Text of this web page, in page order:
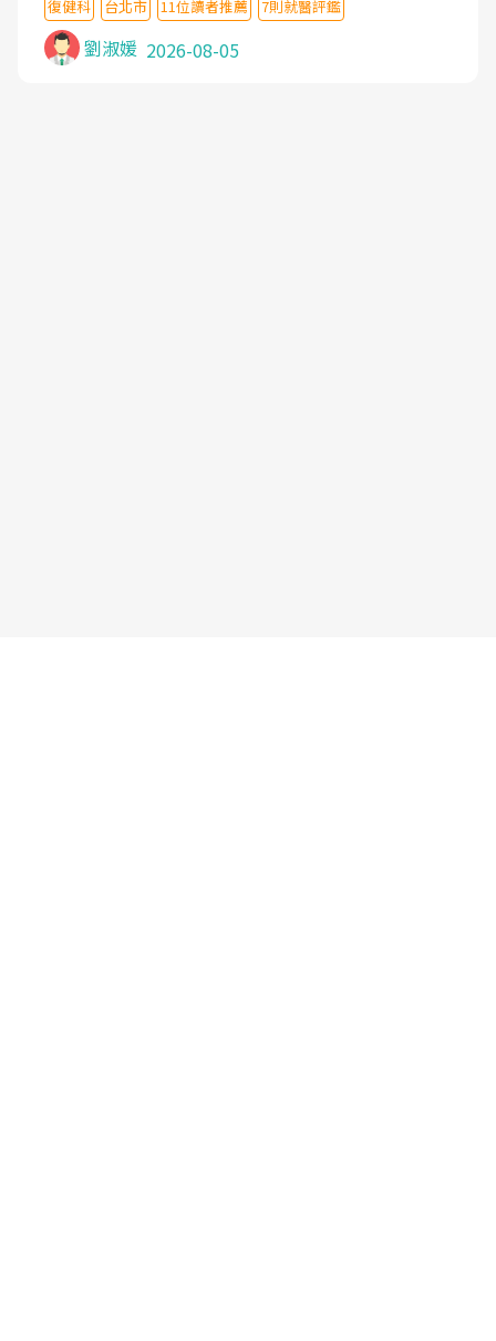
沒有用,後來連吃到嗎啡類止痛藥都效果有限,只是壓
症狀,沒多久就痛起來,多年失眠嚴重影響生活品質.
台灣親友介紹忠孝醫院杜育才主任是頸頭症候群專
復健科 台北市 11位讀者推薦 7則就醫評鑑
劉淑媛 2026-08-05